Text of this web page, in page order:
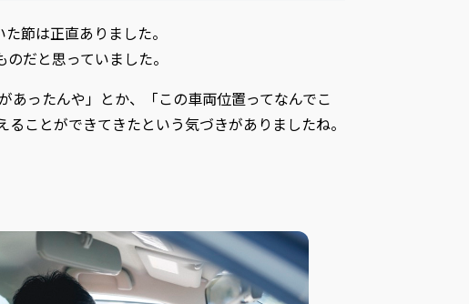
節は正直ありました。
だと思っていました。
ったんや」とか、「この車両位置ってなんでこ
ことができてきたという気づきがありましたね。